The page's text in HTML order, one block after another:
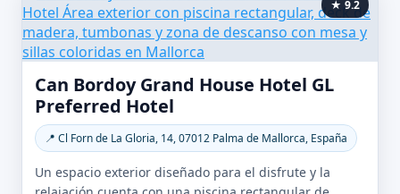
★ 9.2
Can Bordoy Grand House Hotel GL
Preferred Hotel
📍 Cl Forn de La Gloria, 14, 07012 Palma de Mallorca, España
Un espacio exterior diseñado para el disfrute y la